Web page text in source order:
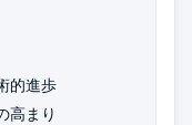
的進歩
高まり